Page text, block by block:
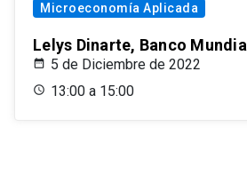
Microeconomía Aplicada
Lelys Dinarte, Banco Mundial
5 de Diciembre de 2022
13:00 a 15:00